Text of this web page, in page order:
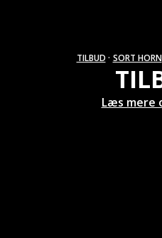
TILBUD · SORT HORN
Læs mere